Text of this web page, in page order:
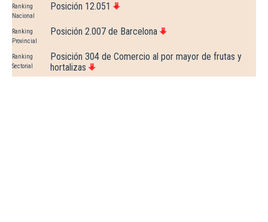
Ranking
Nacional
Posición 12.051
Ranking
Provincial
Posición 2.007 de Barcelona
Ranking
Sectorial
Posición 304 de Comercio al por mayor de frutas y
hortalizas